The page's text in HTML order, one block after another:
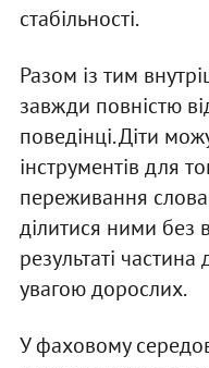
стабільності.
Разом із тим
завжди повністю
поведінці. Діти
інструментів для
переживання
ділитися ними без
результаті
увагою дорослих.
У фаховому